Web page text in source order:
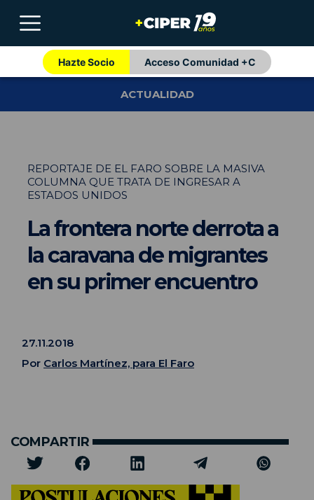
Hazte Socio Acceso Comunidad +C
ACTUALIDAD
REPORTAJE DE EL FARO SOBRE LA MASIVA
COLUMNA QUE TRATA DE INGRESAR A
ESTADOS UNIDOS
La frontera norte derrota a
la caravana de migrantes
en su primer encuentro
27.11.2018
Por Carlos Martínez, para El Faro
COMPARTIR